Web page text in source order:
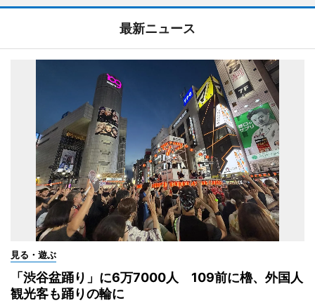
最新ニュース
見る・遊ぶ
「渋谷盆踊り」に6万7000人 109前に櫓、外国人
観光客も踊りの輪に